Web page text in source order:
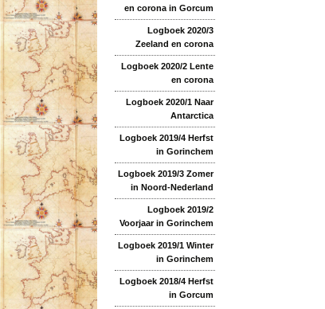
en corona in Gorcum
Logboek 2020/3
Zeeland en corona
Logboek 2020/2 Lente
en corona
Logboek 2020/1 Naar
Antarctica
Logboek 2019/4 Herfst
in Gorinchem
Logboek 2019/3 Zomer
in Noord-Nederland
Logboek 2019/2
Voorjaar in Gorinchem
Logboek 2019/1 Winter
in Gorinchem
Logboek 2018/4 Herfst
in Gorcum